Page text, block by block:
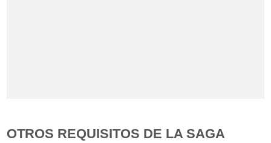
OTROS REQUISITOS DE LA SAGA